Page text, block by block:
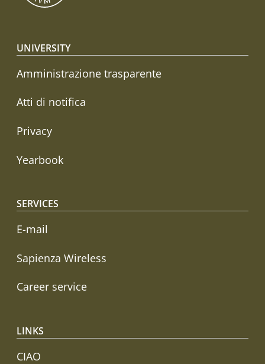
Footer menu
UNIVERSITY
Amministrazione trasparente
Atti di notifica
Privacy
Yearbook
SERVICES
E-mail
Sapienza Wireless
Career service
LINKS
CIAO